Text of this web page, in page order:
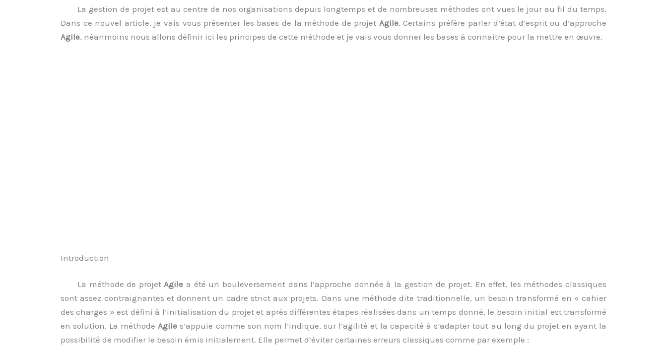
La gestion de projet est au centre de nos organisations depuis longtemps et de nombreuses méthodes ont vues le jour au fil du temps.
Dans ce nouvel article, je vais vous présenter les bases de la méthode de projet Agile. Certains préfère parler d’état d’esprit ou d’approche
Agile, néanmoins nous allons définir ici les principes de cette méthode et je vais vous donner les bases à connaitre pour la mettre en œuvre.
Introduction
La méthode de projetAgile a été un bouleversement dans l’approche donnée à la gestion de projet. En effet, les méthodes classiques
sont assez contraignantes et donnent un cadre strict aux projets. Dans une méthode dite traditionnelle, un besoin transformé en « cahier
des charges » est défini à l’initialisation du projet et après différentes étapes réalisées dans un temps donné, le besoin initial est transformé
en solution. La méthodeAgile s’appuie comme son nom l’indique, sur l’agilité et la capacité à s’adapter tout au long du projet en ayant la
possibilité de modifier le besoin émis initialement. Elle permet d’éviter certaines erreurs classiques comme par exemple :